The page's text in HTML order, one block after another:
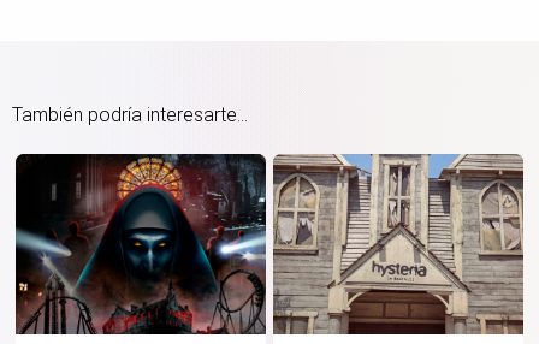
También podría interesarte...